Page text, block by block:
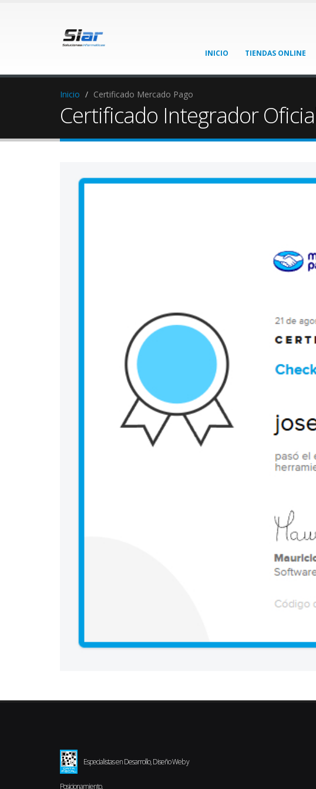
INICIO TIENDAS ONLINE
Inicio Certificado Mercado Pago
Certificado Integrador
Especialistas en Desarrollo, Diseño Web y
Posicionamiento.